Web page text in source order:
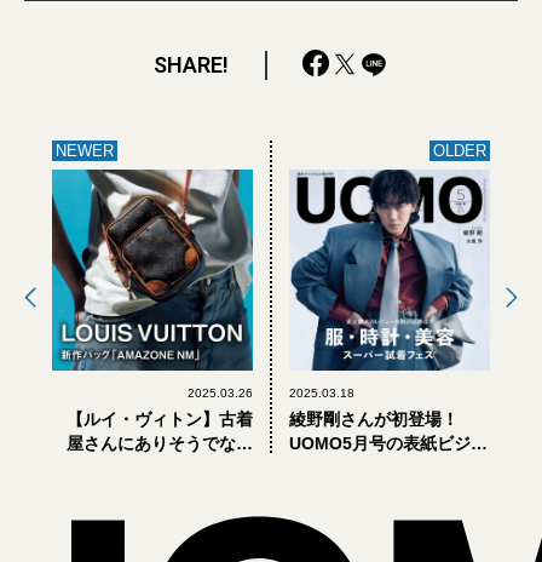
SHARE!
NEWER
2025.03.26
【ルイ・ヴィトン】古着
屋さんにありそうでない
VUITTON】
OLDER
2025.03.18
綾野剛さんが初登場！
UOMO5月号の表紙ビジュ